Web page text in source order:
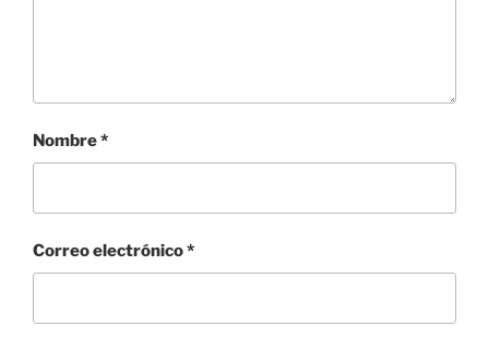
Nombre*
Correo electrónico*